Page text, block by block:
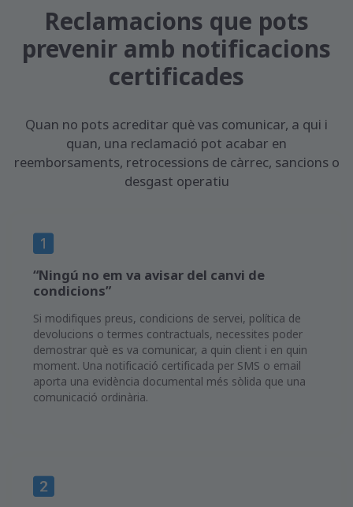
Reclamacions que pots
prevenir amb notificacions
certificades
Quan no pots acreditar què vas comunicar, a qui i
quan, una reclamació pot acabar en
reemborsaments, retrocessions de càrrec, sancions o
desgast operatiu
“Ningú no em va avisar del canvi de
condicions”
Si modifiques preus, condicions de servei, política de
devolucions o termes contractuals, necessites poder
demostrar què es va comunicar, a quin client i en quin
moment. Una notificació certificada per SMS o email
aporta una evidència documental més sòlida que una
comunicació ordinària.